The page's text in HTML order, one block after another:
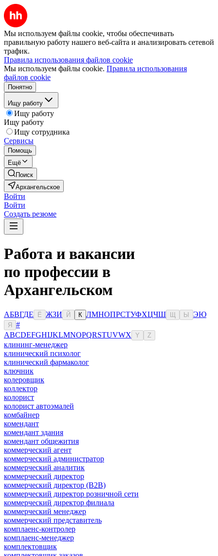
Мы используем файлы cookie, чтобы обеспечивать
правильную работу нашего веб-сайта и анализировать сетевой
трафик.
Правила использования файлов cookie
Мы используем файлы cookie. Правила использования
файлов cookie
Понятно
Ищу работу
Ищу работу
Ищу работу
Ищу сотрудника
Сервисы
Помощь
Ещё
Поиск
Архангельское
Войти
Войти
Создать резюме
Работа и вакансии
по профессии в
Архангельском
АБВГДЕ Ё ЖЗИ Й К ЛМНОПРСТУФХЦЧШ Ы ЭЮ
Я
#
ABCDEFGHIJKLMNOPQRSTUVWX Y Z
клининг-менеджер
клинический психолог
клинический фармаколог
ключник
колеровщик
коллектор
колорист
колорист автоэмалей
комбайнер
комендант
комендант здания
комендант общежития
коммерческий агент
коммерческий администратор
коммерческий аналитик
коммерческий директор
коммерческий директор (B2B)
коммерческий директор розничной сети
коммерческий директор филиала
коммерческий менеджер
коммерческий представитель
комплаенс-контролер
комплаенс-менеджер
комплектовщик